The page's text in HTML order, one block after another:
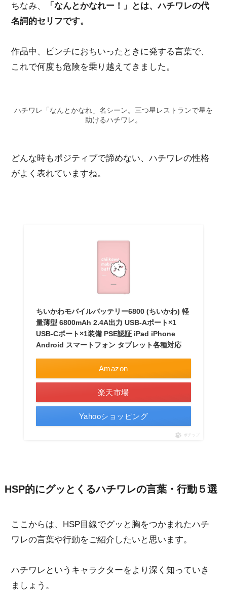
ちなみ、
「なんとかなれー！」とは、ハチワレの代
名詞的セリフです。
作品中、ピンチにおちいったときに発する言葉で、
これで何度も危険を乗り越えてきました。
ハチワレ「なんとかなれ」名シーン。三つ星レストランで星を
助けるハチワレ。
どんな時もポジティブで諦めない、ハチワレの性格
がよく表れていますね。
ちいかわモバイルバッテリー6800 (ちいかわ) 軽
量薄型 6800mAh 2.4A出力 USB-Aポート×1
USB-Cポート×1装備 PSE認証 iPad iPhone
Android スマートフォン タブレット各種対応
Amazon
楽天市場
Yahooショッピング
ポチップ
HSP的にグッとくるハチワレの言葉・行動５選
ここからは、HSP目線でグッと胸をつかまれたハチ
ワレの言葉や行動をご紹介したいと思います。
ハチワレというキャラクターをより深く知っていき
ましょう。